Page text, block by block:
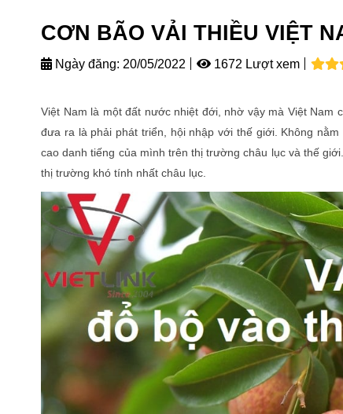
CƠN BÃO VẢI THIỀU VIỆT
Ngày đăng: 20/05/2022 1672 Lượt xem
Việt Nam là một đất nước nhiệt đới, nhờ vậy mà Việt Nam
đưa ra là phải phát triển, hội nhập với thế giới. Không
cao danh tiếng của mình trên thị trường châu lục và thế
thị trường khó tính nhất châu lục.